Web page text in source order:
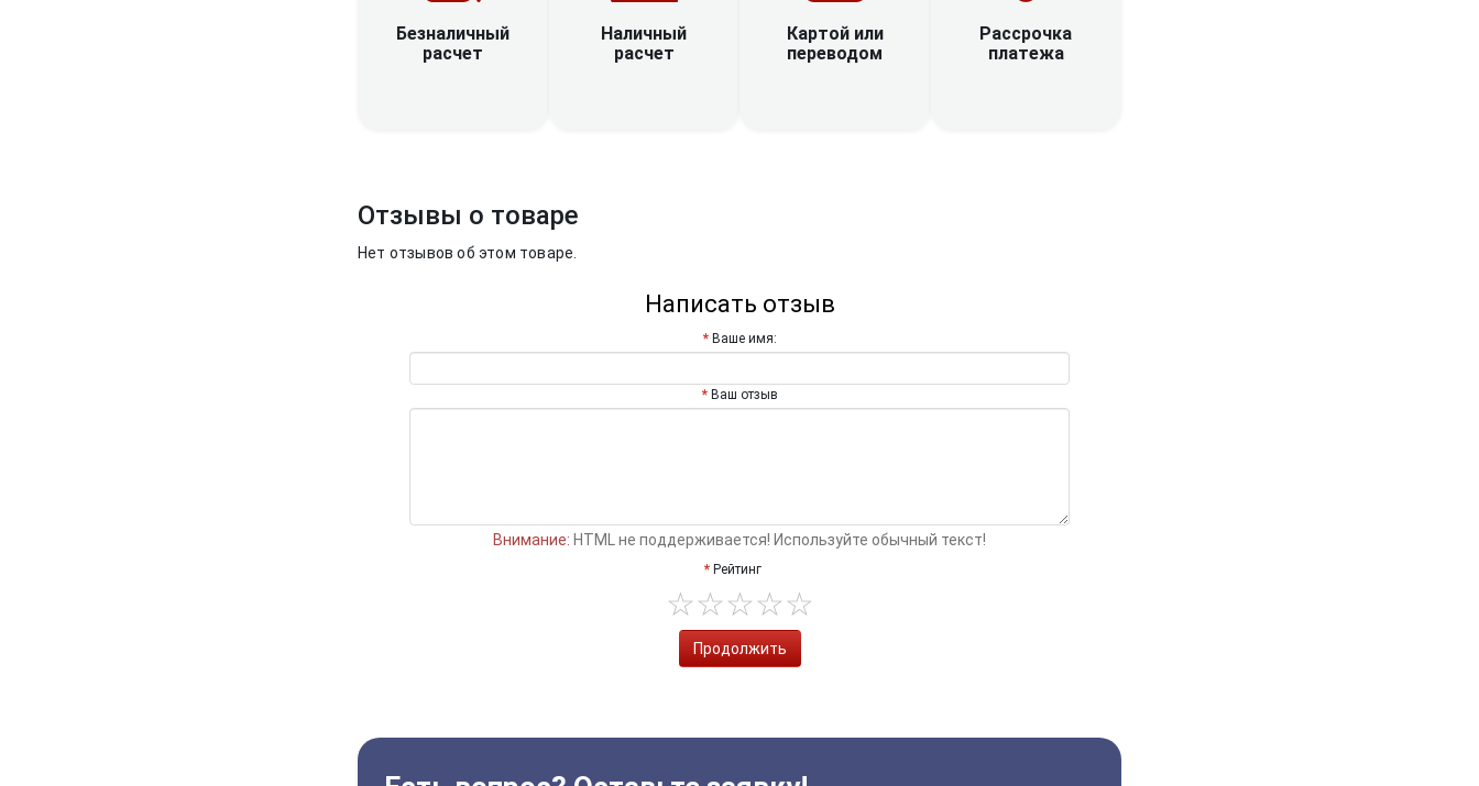
Безналичный
расчет
Наличный
расчет
Картой или
переводом
Рассрочка
платежа
Отзывы о товаре
Нет отзывов об этом товаре.
Написать отзыв
Ваше имя:
Ваш отзыв
Внимание: HTML не поддерживается! Используйте обычный текст!
Рейтинг
Продолжить